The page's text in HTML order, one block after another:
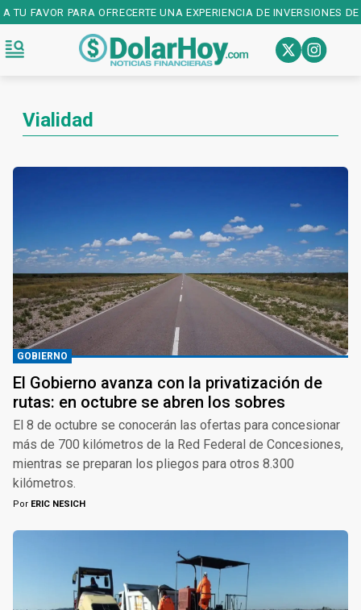
PARA OFRECERTE UNA EXPERIENCIA DE INVERSIONES DE
Vialidad
GOBIERNO
El Gobierno avanza con la privatización de
rutas: en octubre se abren los sobres
El 8 de octubre se conocerán las ofertas para concesionar
más de 700 kilómetros de la Red Federal de Concesiones,
mientras se preparan los pliegos para otros 8.300
kilómetros.
Por ERIC NESICH